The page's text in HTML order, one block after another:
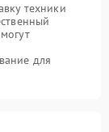
техники
для